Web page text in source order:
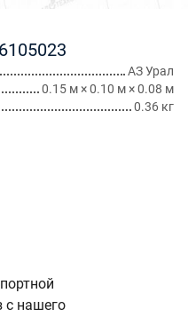
АЗ Урал
0.15 м × 0.10 м × 0.08 м
0.36 кг
с нашего